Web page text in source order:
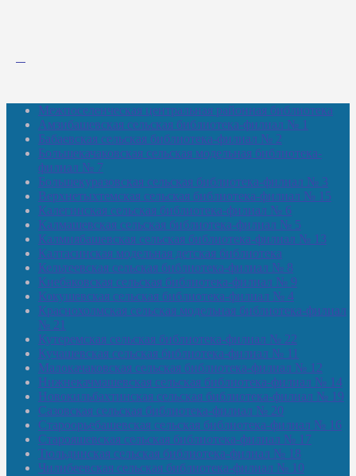
Межпоселенческая центральная районная библиотека
Амзибашевская сельская библиотека-филиал № 1
Бабаевская сельская библиотека-филиал № 2
Большекачаковская сельская модельная библиотека-
филиал № 7
Большекуразовская сельская библиотека-филиал № 3
Верхнетыхтемская сельская библиотека-филиал № 15
Калегинская сельская библиотека-филиал № 6
Калмашевская сельская библиотека-филиал № 5
Калмиябашевская сельская библиотека-филиал № 13
Калтасинская модельная детская библиотека
Кельтеевская сельская библиотека-филиал № 8
Киебаковская сельская библиотека-филиал № 9
Кокушевская сельская библиотека-филиал № 4
Краснохолмская сельская модельная библиотека-филиал
№ 21
Кутеремская сельская библиотека-филиал № 22
Кучашевская сельская библиотека-филиал № 11
Малокачаковская сельская библиотека-филиал № 12
Нижнекачмашевская сельская библиотека-филиал № 14
Новокильбахтинская сельская библиотека-филиал № 19
Сазовская сельская библиотека-филиал № 20
Староорьебашевская сельская библиотека-филиал № 16
Старояшевская сельская библиотека-филиал № 17
Тюльдинская сельская библиотека-филиал № 18
Чилибеевская сельская библиотека-филиал № 10